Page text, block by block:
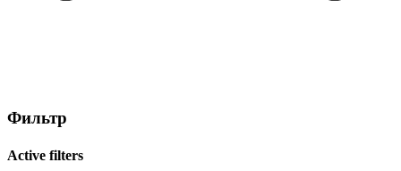
Фильтр
Active filters